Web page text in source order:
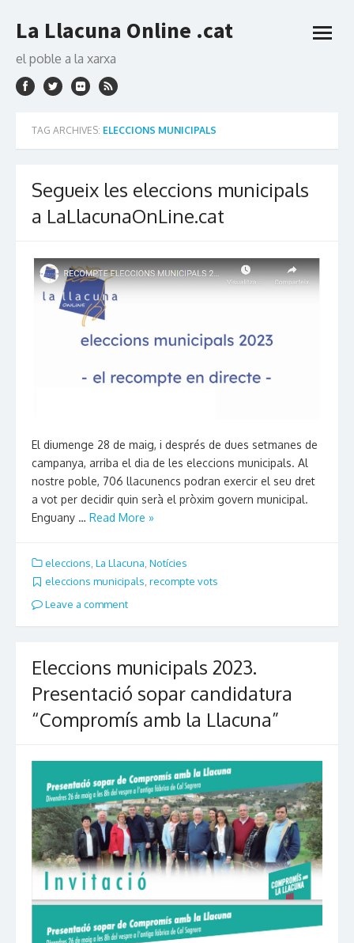
to
La Llacuna Online .cat
el poble a la xarxa
open
TAG ARCHIVES: ELECCIONS MUNICIPALS
Segueix les eleccions municipals
a LaLlacunaOnLine.cat
El diumenge 28 de maig, i després de dues setmanes de
campanya, arriba el dia de les eleccions municipals. Al
nostre poble, 706 llacunencs podran exercir el seu dret
a vot per decidir quin serà el pròxim govern municipal.
Enguany … Read More »
eleccions La Llacuna Notícies
eleccions municipals, recompte vots
Leave a comment
Eleccions municipals 2023.
Presentació sopar candidatura
“Compromís amb la Llacuna”